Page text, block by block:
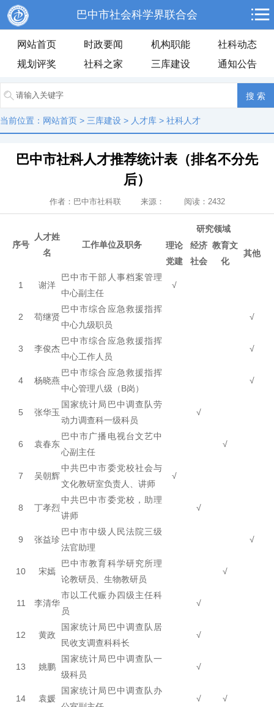
巴中市社会科学界联合会
网站首页 时政要闻 机构职能
社科动态
规划评奖
社科之家 三库建设 通知公告
当前位置： 网站首页 > 三库建设 > 人才库 > 社科人才
巴中市社科人才推荐统计表（排名不分先
后）
作者：巴中市社科联 来源： 阅读： 2432
序号
人才姓
名
工作单位及职务
研究领域
理论
党建
经济
社会
教育文
化
其他
1 谢洋
巴中市干部人事档案管理
中心副主任
√
2 苟继贤
巴中市综合应急救援指挥
中心九级职员
√
3 李俊杰
巴中市综合应急救援指挥
中心工作人员
√
4 杨晓燕
巴中市综合应急救援指挥
中心管理八级（B岗）
√
5 张华玉
国家统计局巴中调查队劳
动力调查科一级科员
√
6 袁春东
巴中市广播电视台文艺中
心副主任
√
7 吴朝辉
中共巴中市委党校社会与
文化教研室负责人、讲师
√
8 丁孝烈
中共巴中市委党校，助理
讲师
√
9 张益珍
巴中市中级人民法院三级
法官助理
√
10 宋嫣
巴中市教育科学研究所理
论教研员、生物教研员
√
11 李清华
市以工代赈办四级主任科
员
√
12 黄政
国家统计局巴中调查队居
民收支调查科科长
√
13 姚鹏
国家统计局巴中调查队一
级科员
√
14 袁媛
国家统计局巴中调查队办
√ √